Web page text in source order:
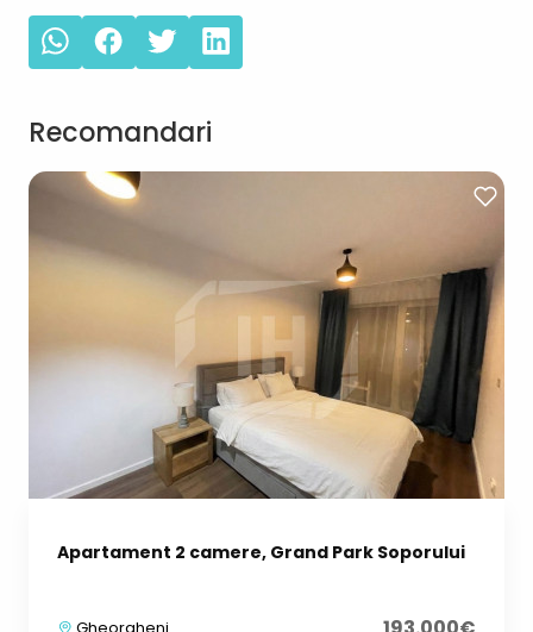
Recomandari
Apartament 2 camere, Grand Park Soporului